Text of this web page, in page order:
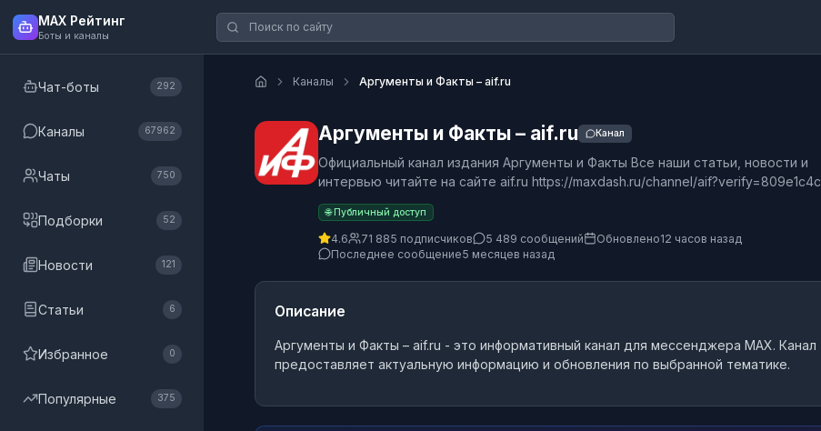
MAX Рейтинг
Боты и каналы
Чат-боты 292
Каналы 67962
Чаты 750
Подборки 52
Новости 121
Статьи 6
Избранное 0
Популярные 375
Каналы Аргументы и Факты – aif.ru
Аргументы и Факты – aif.ru Канал
Официальный канал издания Аргументы и Факты Все наши статьи, новости и
интервью читайте на сайте aif.ru https://maxdash.ru/channel/aif?verify=809e1c4c
🌐 Публичный доступ
4.6 71 885 подписчиков 5 489 сообщений Обновлено12 часов назад
Последнее сообщение5 месяцев назад
Описание
Аргументы и Факты – aif.ru - это информативный канал для мессенджера MAX. Канал
предоставляет актуальную информацию и обновления по выбранной тематике.